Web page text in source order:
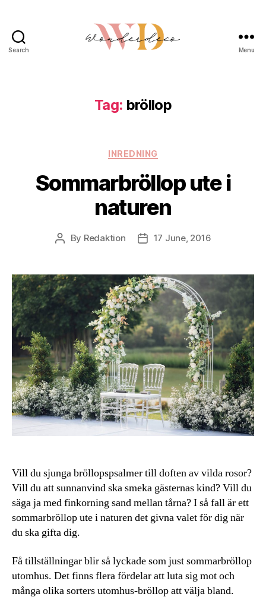
Search Menu
Tag: bröllop
Categories
INREDNING
Sommarbröllop ute i
naturen
Post
By Redaktion
Post17 June, 2016
Vill du sjunga bröllopspsalmer till doften av vilda rosor?
Vill du att sunnanvind ska smeka gästernas kind? Vill du
säga ja med finkorning sand mellan tårna? I så fall är ett
sommarbröllop ute i naturen det givna valet för dig när
du ska gifta dig.
Få tillställningar blir så lyckade som just sommarbröllop
utomhus. Det finns flera fördelar att luta sig mot och
många olika sorters utomhus-bröllop att välja bland.